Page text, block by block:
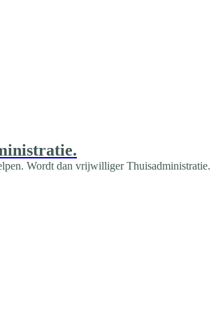
Wordt dan vrijwilliger Thuisadministratie.